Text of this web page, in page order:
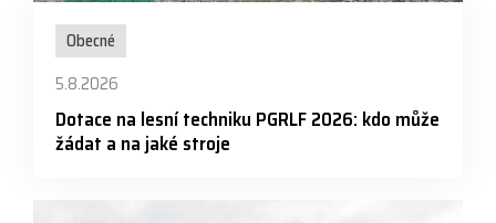
Obecné
5.8.2026
Dotace na lesní techniku PGRLF 2026: kdo může
žádat a na jaké stroje